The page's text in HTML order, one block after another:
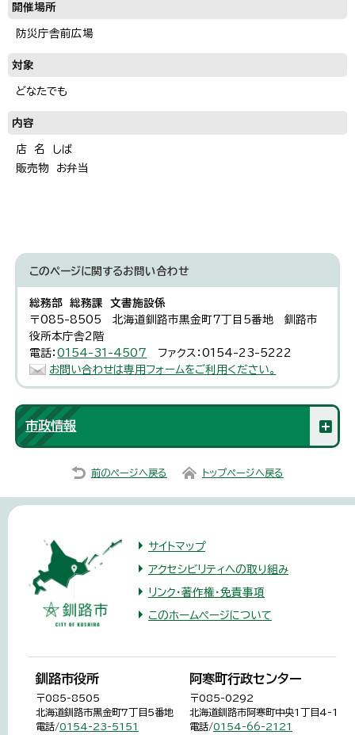
開催場所
防災庁舎前広場
対象
どなたでも
内容
店 名 しば
販売物 お弁当
このページに関するお問い合わせ
総務部 総務課 文書施設係
〒085-8505 北海道釧路市黒金町7丁目5番地 釧路市
役所本庁舎2階
電話：0154-31-4507
ファクス：0154-23-5222
お問い合わせは専用フォームをご利用ください。
市政情報
前のページへ戻る トップページへ戻る
サイトマップ
アクセシビリティへの取り組み
リンク・著作権・免責事項
このホームページについて
釧路市役所
〒085-8505
北海道釧路市黒金町7丁目5番地
電話/0154-23-5151
阿寒町行政センター
〒085-0292
北海道釧路市阿寒町中央1丁目4-1
電話/0154-66-2121